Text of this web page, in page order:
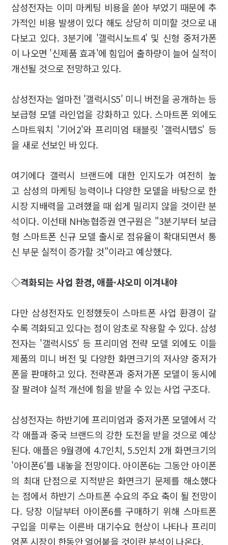
삼성전자는 이미 마케팅 비용을 쏟아 부었기 때문에 추
가적인 비용 발생이 있다 해도 상당히 미미할 것으로 내
다보고 있다. 3분기에 '갤럭시노트4' 및 신형 중저가폰
이 나오면 '신제품 효과'에 힘입어 출하량이 늘어 실적이
개선될 것으로 전망하고 있다.
삼성전자는 얼마전 '갤럭시S5' 미니 버전을 공개하는 등
보급형 모델 라인업을 강화하고 있다. 스마트폰 외에도
스마트워치 '기어2'와 프리미엄 태블릿 '갤럭시탭S' 등
을 새로 선보인 바 있다.
여기에다 갤럭시 브랜드에 대한 인지도가 여전히 높
고 삼성의 마케팅 능력이나 다양한 모델을 바탕으로 한
시장 지배력을 고려했을 때 쉽게 밀리지 않을 것이란 분
석이다. 이선태 NH농협증권 연구원은 "3분기부터 보급
형 스마트폰 신규 모델 출시로 점유율이 확대되면서 통
신 부문 실적이 증가할 것"이라고 예상했다.
◇격화되는 사업 환경, 애플·샤오미 이겨내야
다만 삼성전자도 인정했듯이 스마트폰 사업 환경이 갈
수록 격화되고 있다는 점이 암초로 작용할 수 있다. 삼성
전자는 '갤럭시S5' 등 프리미엄 전략 모델 외에도 이들
제품의 미니 버전 및 다양한 화면크기의 저사양 중저가
폰을 판매하고 있다. 전략폰과 중저가폰 모델이 동시에
잘 팔려야 실적 개선에 힘을 받을 수 있는 사업 구조다.
삼성전자는 하반기에 프리미엄과 중저가폰 모델에서 각
각 애플과 중국 브랜드의 강한 도전을 받을 것으로 예상
된다. 애플은 9월경에 4.7인치, 5.5인치 2개 화면크기의
'아이폰6'를 내놓을 전망이다. 아이폰6는 그동안 아이폰
의 최대 단점으로 지적받은 화면크기 문제를 해소했다
는 점에서 하반기 스마트폰 수요의 주요 축이 될 전망이
다. 당장 이달부터 아이폰6를 구매하기 위해 스마트폰
구입을 미루는 이른바 대기수요 현상이 나타나 프리미
엄폰 시장이 한동안 얼어붙을 것이란 분석이 나온다.